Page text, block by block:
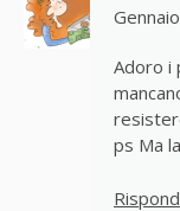
Adoro i
ps Ma